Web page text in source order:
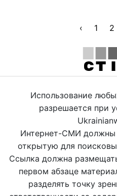
‹ 1 2
Использование
разрешается при
Интернет-СМИ должны
открытую для
Ссылка должна
первом абзаце
разделять точку